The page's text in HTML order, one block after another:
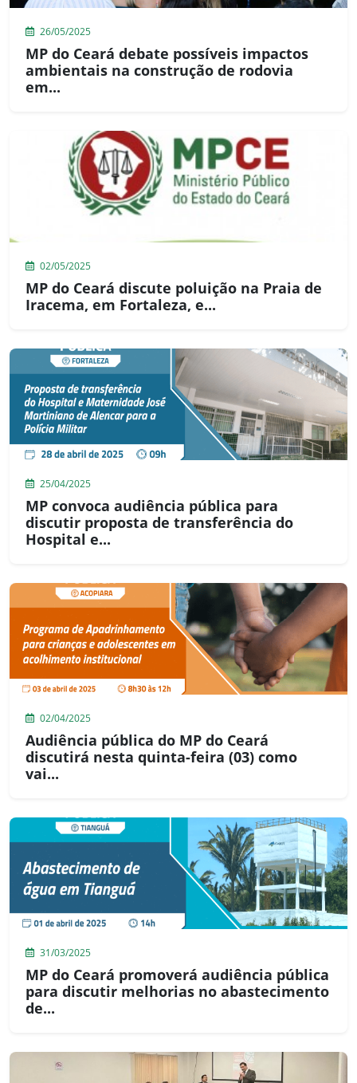
26/05/2025
MP do Ceará debate possíveis impactos
ambientais na construção de rodovia
em...
02/05/2025
MP do Ceará discute poluição na Praia de
Iracema, em Fortaleza, e...
25/04/2025
MP convoca audiência pública para
discutir proposta de transferência do
Hospital e...
02/04/2025
Audiência pública do MP do Ceará
discutirá nesta quinta-feira (03) como
vai...
31/03/2025
MP do Ceará promoverá audiência pública
para discutir melhorias no abastecimento
de...